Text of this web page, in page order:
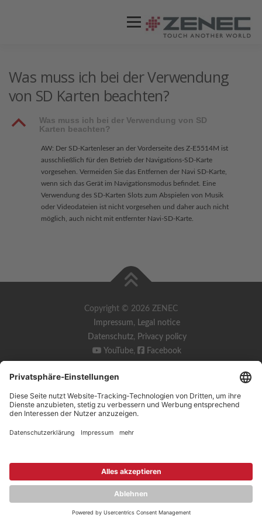
Menü
Was muss ich bei der Verwendung
von SD Karten beachten?
B
Was muss ich bei der Verwendung von SD
Karten beachten?
AW: Der SD-Kartenleser an der Vorderseite des Z-E5514M ist
ausschließlich für den Betrieb der Navigations-SD-Karte
vorgesehen. Vermeiden Sie das Entfernen der Navi SD-Karte,
wenn sich das Gerät im Navigationsmodus befindet. Eine
Verwendung des SD-Karten Slots zum Abspielen von Musik
oder Videodateien ist nicht vorgesehen und daher auch nicht
möglich, auch nicht mit entfernter Navi-SD-Karte.
Copyright © 2026 ZENEC
Impressum, Legal notice
Datenschutz, Privacy policy
YouTube,
Facebook
Documents